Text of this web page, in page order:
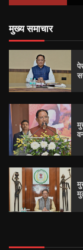
मुख्य समाचार